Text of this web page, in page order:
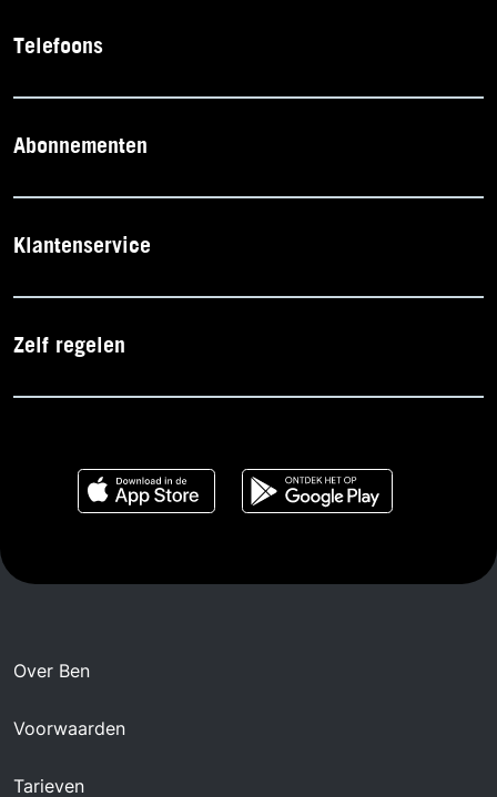
Telefoons
Abonnementen
Klantenservice
Zelf regelen
Over Ben
Voorwaarden
Tarieven